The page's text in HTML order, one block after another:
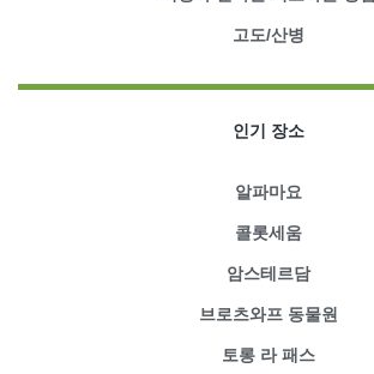
고도/산병
인기 장소
알파마요
콜롯세움
암스테르담
브로츠와프 동물원
토롱 라 패스